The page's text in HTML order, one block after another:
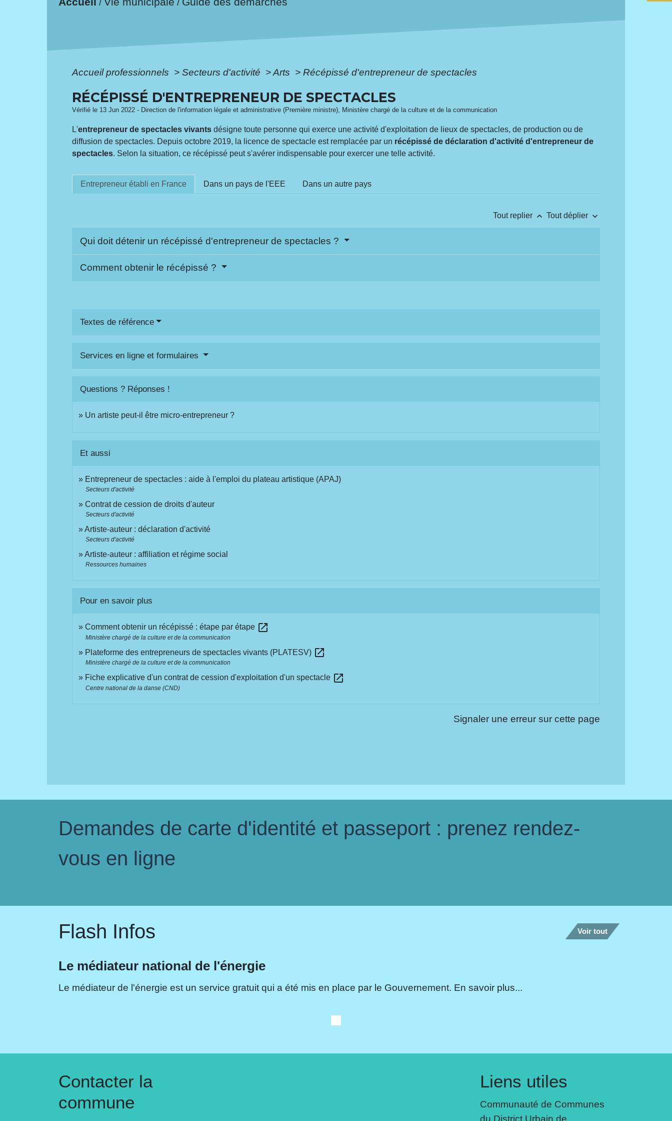
/ /
Accueil professionnels > Secteurs d'activité >Arts > Récépissé d'entrepreneur de spectacles
RÉCÉPISSÉ D'ENTREPRENEUR DE SPECTACLES
Vérifié le 13 Jun 2022 - Direction de l'information légale et administrative (Première ministre), Ministère chargé de la culture et de la communication
L'entrepreneur de spectacles vivants désigne toute personne qui exerce une activité d'exploitation de lieux de spectacles, de production ou de
diffusion de spectacles. Depuis octobre 2019, la licence de spectacle est remplacée par un récépissé de déclaration d'activité d'entrepreneur de
spectacles. Selon la situation, ce récépissé peut s'avérer indispensable pour exercer une telle activité.
Entrepreneur établi en France Dans un pays de l'EEE Dans un autre pays
Tout replier keyboard_arrow_up Tout déplier keyboard_arrow_down
Qui doit détenir un récépissé d'entrepreneur de spectacles ?
Comment obtenir le récépissé ?
Textes de référence
Services en ligne et formulaires
Questions ? Réponses !
Un artiste peut-il être micro-entrepreneur ?
Et aussi
Entrepreneur de spectacles : aide à l'emploi du plateau artistique (APAJ)
Secteurs d'activité
Contrat de cession de droits d'auteur
Secteurs d'activité
Artiste-auteur : déclaration d'activité
Secteurs d'activité
Artiste-auteur : affiliation et régime social
Ressources humaines
Pour en savoir plus
Comment obtenir un récépissé : étape par étape open_in_new
Ministère chargé de la culture et de la communication
Plateforme des entrepreneurs de spectacles vivants (PLATESV) open_in_new
Ministère chargé de la culture et de la communication
Fiche explicative d'un contrat de cession d'exploitation d'un spectacle open_in_new
Centre national de la danse (CND)
Signaler une erreur sur cette page
Demandes de carte d'identité et passeport : prenez rendez-
vous en ligne
Flash Infos Voir tout
Le médiateur national de l'énergie
Le médiateur de l'énergie est un service gratuit qui a été mis en place par le Gouvernement. En savoir plus...
Contacter la
commune
Liens utiles
Communauté de Communes
du District Urbain de